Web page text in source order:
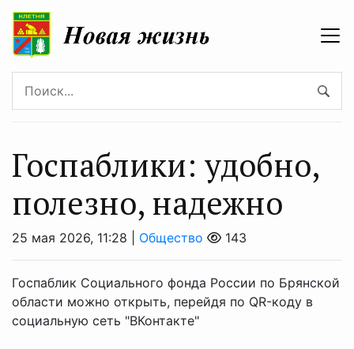
Госпаблики: удобно,
полезно, надежно
25 мая 2026, 11:28 | Общество 143
Госпаблик Социального фонда России по Брянской
области можно открыть, перейдя по QR-коду в
социальную сеть "ВКонтакте"